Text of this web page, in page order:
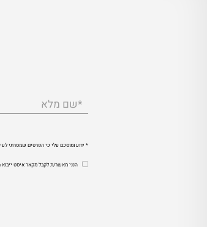
*שם מלא
* ידוע ומוסכם עלי כי הפרטים שמסרתי
הנני מאשר/ת לקבל מקאר איסט ייבוא